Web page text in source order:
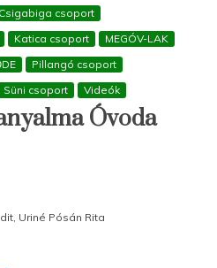
Csigabiga csoport
Katica csoport
MEGÓV-LAK
Pillangó csoport
Süni csoport Videók
Óvoda
Uriné Pósán Rita